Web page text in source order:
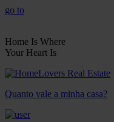
go to
Home Is Where
Your Heart Is
Quanto vale a minha casa?